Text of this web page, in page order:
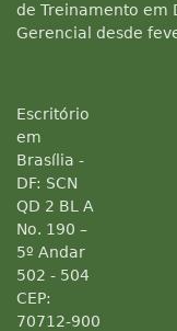
de Treinamento em
Gerencial desde
Escritório
em
Brasília -
DF: SCN
QD 2 BL A
No. 190 –
5º Andar
502 - 504
CEP:
70712-900